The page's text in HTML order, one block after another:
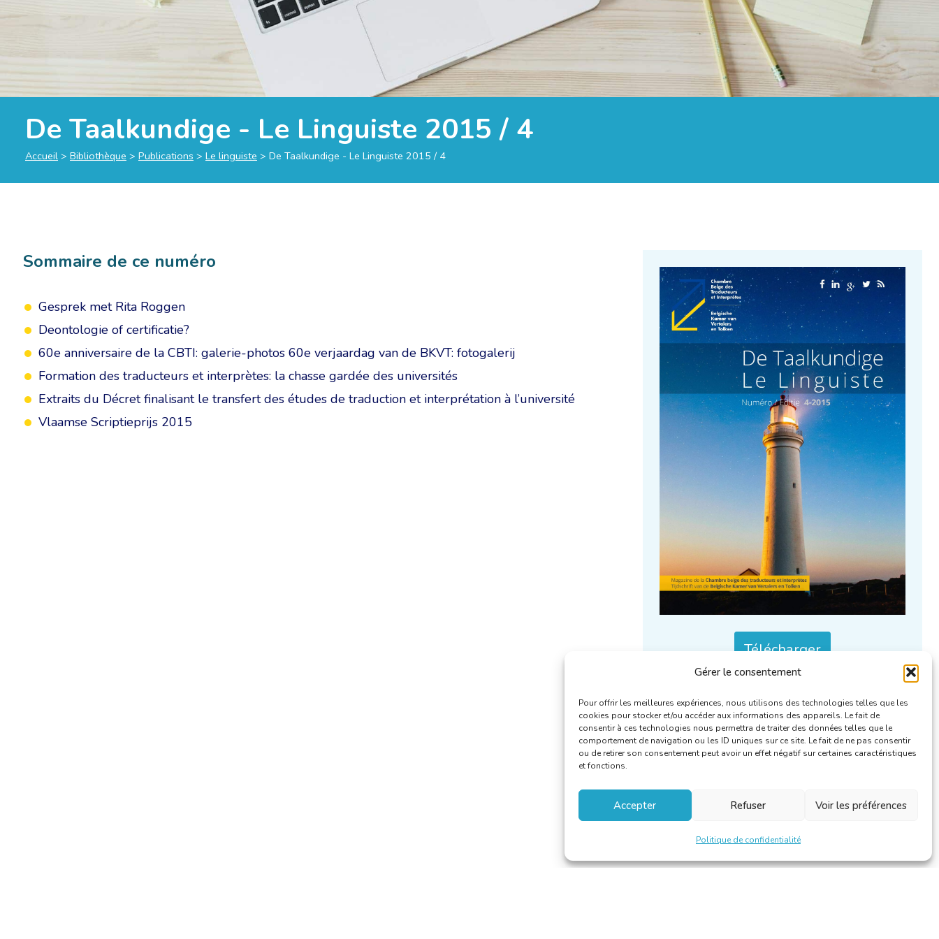
Gérer le consentement
Pour offrir les meilleures expériences, nous utilisons des technologies telles que les
cookies pour stocker et/ou accéder aux informations des appareils. Le fait de
consentir à ces technologies nous permettra de traiter des données telles que le
comportement de navigation ou les ID uniques sur ce site. Le fait de ne pas consentir
ou de retirer son consentement peut avoir un effet négatif sur certaines caractéristiques
et fonctions.
Accepter Refuser Voir les préférences
Politique de confidentialité
De Taalkundige - Le Linguiste 2015 / 4
Accueil > Bibliothèque > Publications > Le linguiste > De Taalkundige - Le Linguiste 2015 / 4
Sommaire de ce numéro
Gesprek met Rita Roggen
Deontologie of certificatie?
60e anniversaire de la CBTI: galerie-photos 60e verjaardag van de BKVT: fotogalerij
Formation des traducteurs et interprètes: la chasse gardée des universités
Extraits du Décret finalisant le transfert des études de traduction et interprétation à l’université
Vlaamse Scriptieprijs 2015
Télécharger
Catégories : Le linguiste